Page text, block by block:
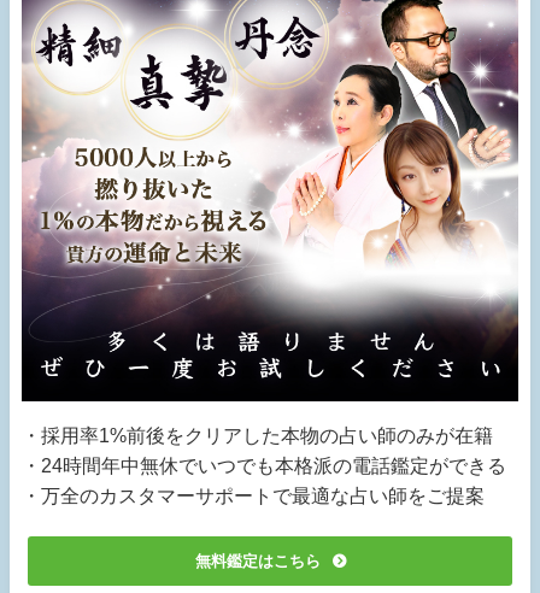
・採用率1%前後をクリアした本物の占い師のみが在籍
・24時間年中無休でいつでも本格派の電話鑑定ができる
・万全のカスタマーサポートで最適な占い師をご提案
無料鑑定はこちら